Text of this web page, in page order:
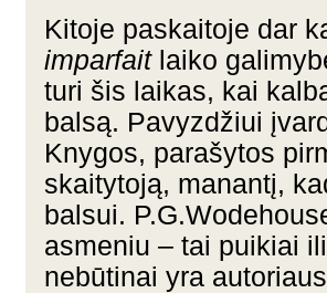
Kitoje paskaitoje dar
imparfaitlaiko
turi šis laikas, kai
balsą. Pavyzdžiui
Knygos, parašytos
skaitytoją, manantį,
balsui.
asmeniu – tai puikiai
nebūtinai yra